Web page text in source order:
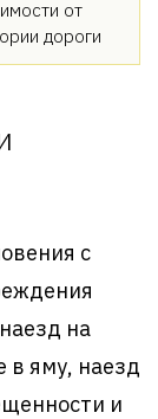
от
дороги
с
на
в яму, наезд
и